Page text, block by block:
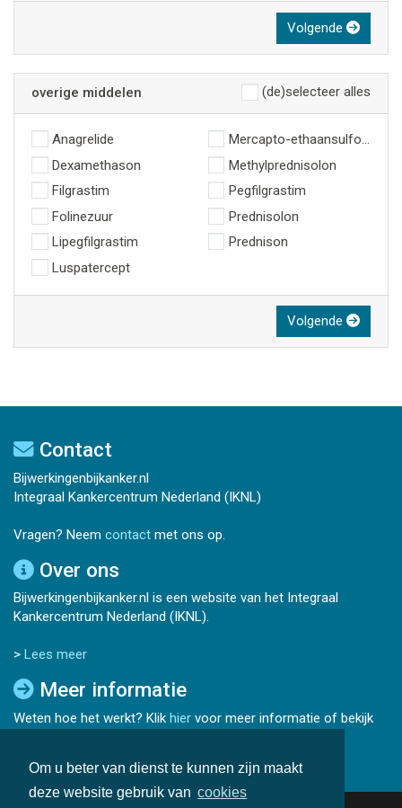
Om u beter van dienst te kunnen zijn maakt
deze website gebruik van cookies
Volgende
overige middelen (de)selecteer alles
Anagrelide
Dexamethason
Filgrastim
Folinezuur
Lipegfilgrastim
Luspatercept
Mercapto-ethaansulfonzuur
Methylprednisolon
Pegfilgrastim
Prednisolon
Prednison
Volgende
Contact
Bijwerkingenbijkanker.nl
Integraal Kankercentrum Nederland (IKNL)
Vragen? Neem contact met ons op.
Over ons
Bijwerkingenbijkanker.nl is een website van het Integraal
Kankercentrum Nederland (IKNL).
> Lees meer
Meer informatie
Weten hoe het werkt? Klik hier voor meer informatie of bekijk